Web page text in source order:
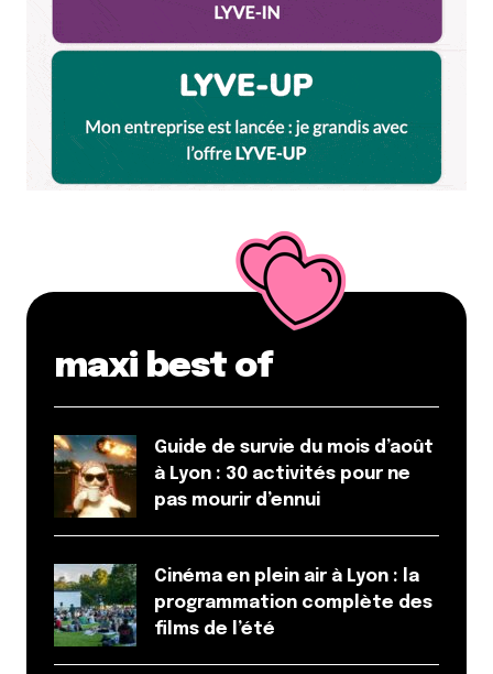
maxi best of
Guide de survie du mois d’août
à Lyon : 30 activités pour ne
pas mourir d’ennui
Cinéma en plein air à Lyon : la
programmation complète des
films de l’été